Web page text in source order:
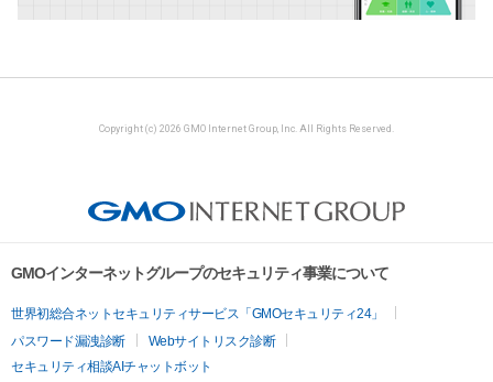
Copyright (c) 2026 GMO Internet Group, Inc. All Rights Reserved.
GMOインターネットグループのセキュリティ事業について
世界初総合ネットセキュリティサービス「GMOセキュリティ24」
パスワード漏洩診断
Webサイトリスク診断
セキュリティ相談AIチャットボット